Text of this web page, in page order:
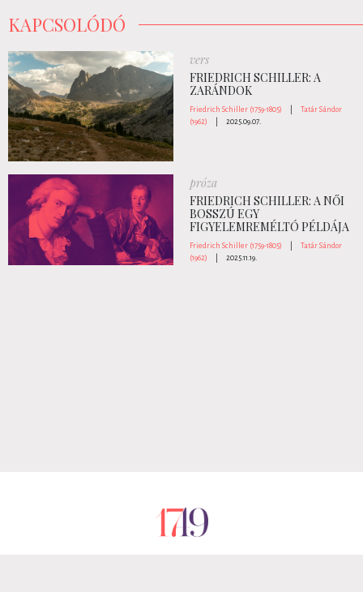
KAPCSOLÓDÓ
vers
FRIEDRICH SCHILLER: A
ZARÁNDOK
Friedrich Schiller (1759-1805)
Tatár Sándor
(1962)
2025.09.07.
próza
FRIEDRICH SCHILLER: A NŐI
BOSSZÚ EGY
FIGYELEMREMÉLTÓ PÉLDÁJA
Friedrich Schiller (1759-1805)
Tatár Sándor
(1962)
2025.11.19.